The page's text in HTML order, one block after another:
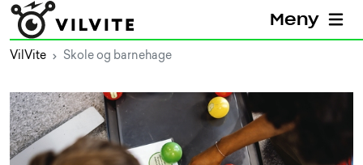
Meny
VilVite Skole og barnehage